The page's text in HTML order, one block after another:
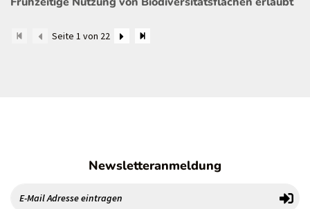
Seite 1 von 22
Newsletteranmeldung